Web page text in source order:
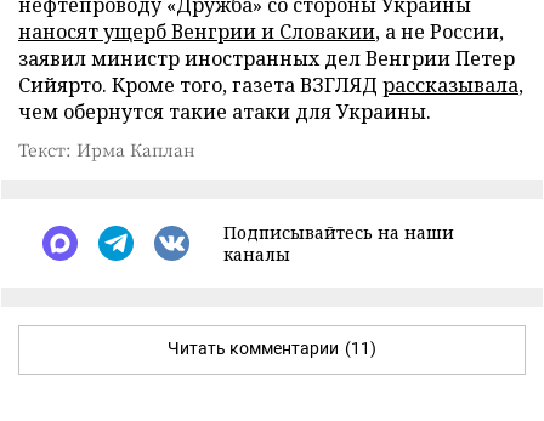
наносят ущерб Венгрии и Словакии, а не России,
заявил министр иностранных дел Венгрии Петер
Сийярто. Кроме того, газета ВЗГЛЯД рассказывала,
чем обернутся такие атаки для Украины.
Текст: Ирма Каплан
Подписывайтесь на наши
каналы
Читать комментарии (11)